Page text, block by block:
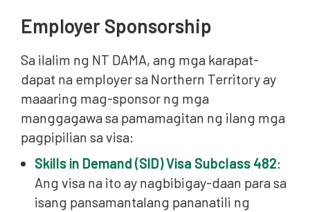
Employer Sponsorship
Sa ilalim ng NT DAMA, ang mga karapat-
dapat na employer sa Northern Territory ay
maaaring mag-sponsor ng mga
manggagawa sa pamamagitan ng ilang mga
pagpipilian sa visa:
Skills in Demand (SID) Visa Subclass 482:
Ang visa na ito ay nagbibigay-daan para sa
isang pansamantalang pananatili ng